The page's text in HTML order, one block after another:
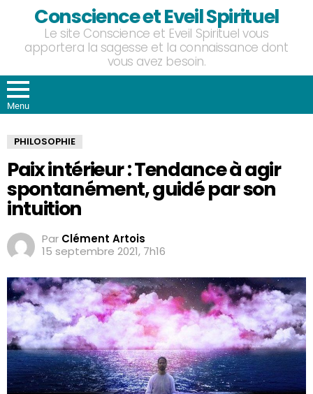
Conscience et Eveil Spirituel
Le site Conscience et Eveil Spirituel vous
apportera la sagesse et la connaissance dont
vous avez besoin.
Menu
PHILOSOPHIE
Paix intérieur : Tendance à agir
spontanément, guidé par son
intuition
Par Clément Artois
15 septembre 2021, 7h16